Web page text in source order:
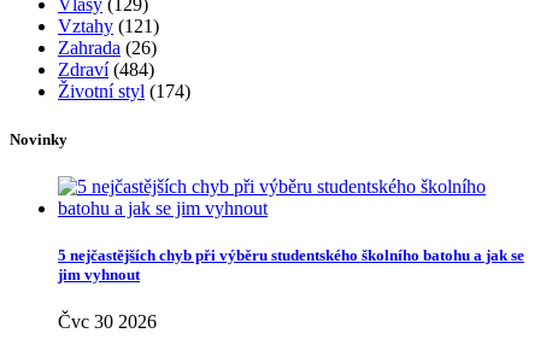
Vlasy (129)
Vztahy (121)
Zahrada (26)
Zdraví(484)
Životní styl (174)
Novinky
5 nejčastějších chyb při výběru studentského školního batohu a jak se
jim vyhnout
Čvc 30 2026